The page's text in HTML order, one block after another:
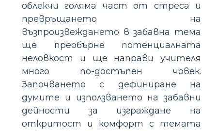
облекчи голяма част от стреса и
превръщането на
възпроизвеждането в забавна тема
ще преобърне потенциалната
неловкост и ще направи учителя
много по-достъпен човек.
Започването с дефиниране на
думите и използването на забавни
дейности за изграждане на
откритост и комфорт с темата